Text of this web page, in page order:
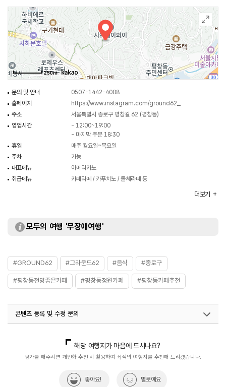
※ 반려동물 동반 불가
250m
문의 및 안내
0507-1442-4008
홈페이지
https://www.instagram.com/ground62_
주소
서울특별시 종로구 평창길 62 (평창동)
영업시간
- 12:00~19:00
- 마지막 주문 18:30
휴일
매주 월요일~목요일
주차
가능
대표메뉴
아메리카노
취급메뉴
카페라떼 / 카푸치노 / 돌체라떼 등
더보기
모두의 여행 '무장애여행'
#GROUND62 #그라운드62 #음식 #종로구
#평창동전망좋은카페 #평창동정원카페 #평창동카페추천
콘텐츠 등록 및 수정 문의
해당 여행지가 마음에 드시나요?
평가를 해주시면 개인화 추천 시 활용하여 최적의 여행지를 추천해 드리겠습니다.
좋아요! 별로예요